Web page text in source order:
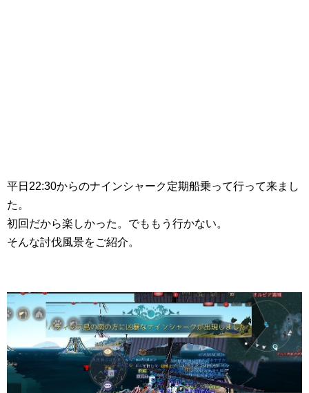
平日22:30からのナインシャーク定期船乗って行って来まし
た。
初回だから楽しかった。でももう行かない。
そんな討伐風景をご紹介。